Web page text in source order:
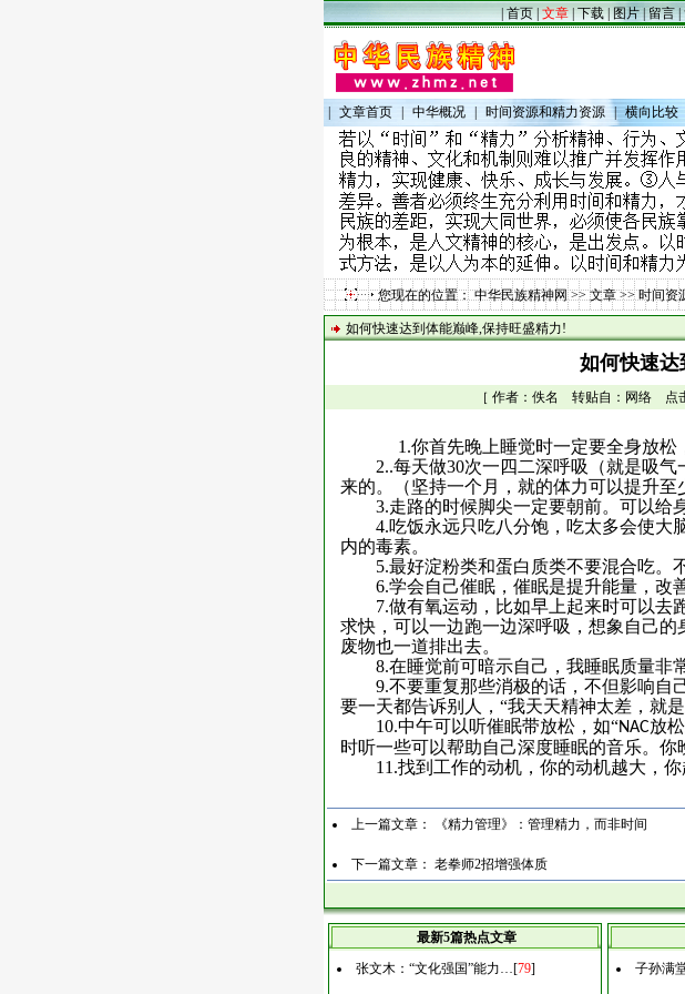
|首页|文章|下载| 图片|留言|
文章首页 中华概况 时间资源和精力资源 | 横向比较
您现在的位置：中华民族精神网>>文章>>时间资
如何快速达到体能巅峰,保持旺盛精力!
如何快速
［ 作者：佚名 转贴自：网络 点
1.你首先晚上睡觉时一定要全身放松
2..每天做30次一四二深呼吸（就是吸
来的。（坚持一个月，就的体力可以提升至
3.走路的时候脚尖一定要朝前。可以给
4.吃饭永远只吃八分饱，吃太多会使大
内的毒素。
5.最好淀粉类和蛋白质类不要混合吃。
6.学会自己催眠，催眠是提升能量，改
7.做有氧运动，比如早上起来时可以去
求快，可以一边跑一边深呼吸，想象自己
废物也一道排出去。
8.在睡觉前可暗示自己，我睡眠质量非
9.不要重复那些消极的话，不但影响自
要一天都告诉别人， “我天天精神太差，就
10.中午可以听催眠带放松，如“NAC放
时听一些可以帮助自己深度睡眠的音乐。你
11 .找到工作的动机，你的动机越大，
上一篇文章： 《精力管理》：管理精力，而非时间
下一篇文章： 老拳师2招增强体质
最新5篇热点文章
张文木：“文化强国”能力…[79]
子孙满